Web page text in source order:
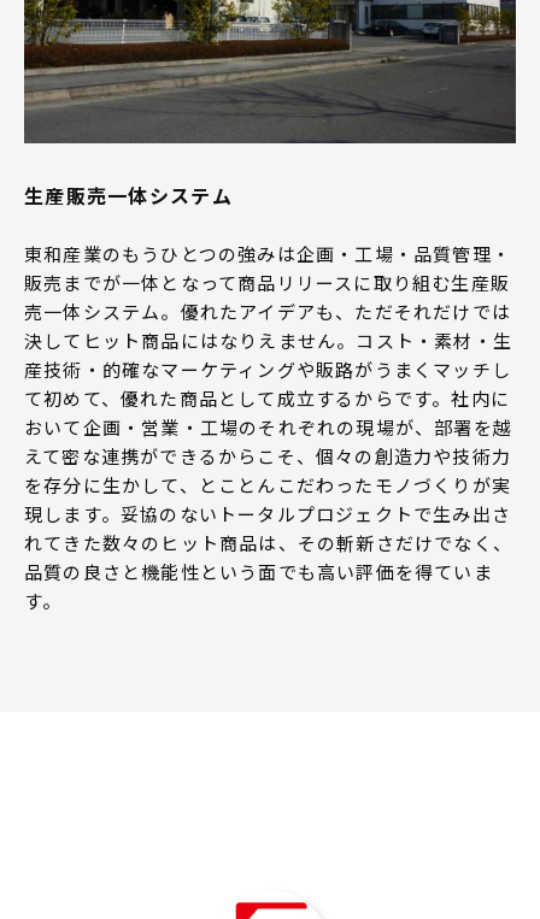
生産販売一体システム
東和産業のもうひとつの強みは企画・工場・品質管理・
販売までが一体となって商品リリースに取り組む生産販
売一体システム。優れたアイデアも、ただそれだけでは
決してヒット商品にはなりえません。コスト・素材・生
産技術・的確なマーケティングや販路がうまくマッチし
て初めて、優れた商品として成立するからです。社内に
おいて企画・営業・工場のそれぞれの現場が、部署を越
えて密な連携ができるからこそ、個々の創造力や技術力
を存分に生かして、とことんこだわったモノづくりが実
現します。妥協のないトータルプロジェクトで生み出さ
れてきた数々のヒット商品は、その斬新さだけでなく、
品質の良さと機能性という面でも高い評価を得ていま
す。